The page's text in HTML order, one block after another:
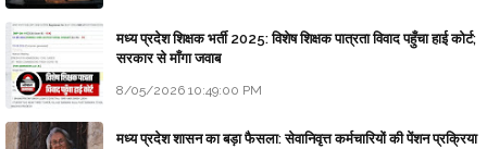
मध्य प्रदेश शिक्षक भर्ती 2025: विशेष शिक्षक पात्रता विवाद पहुँचा हाई कोर्ट;
सरकार से माँगा जवाब
8/05/2026 10:49:00 PM
मध्य प्रदेश शासन का बड़ा फैसला: सेवानिवृत्त कर्मचारियों की पेंशन प्रक्रिया